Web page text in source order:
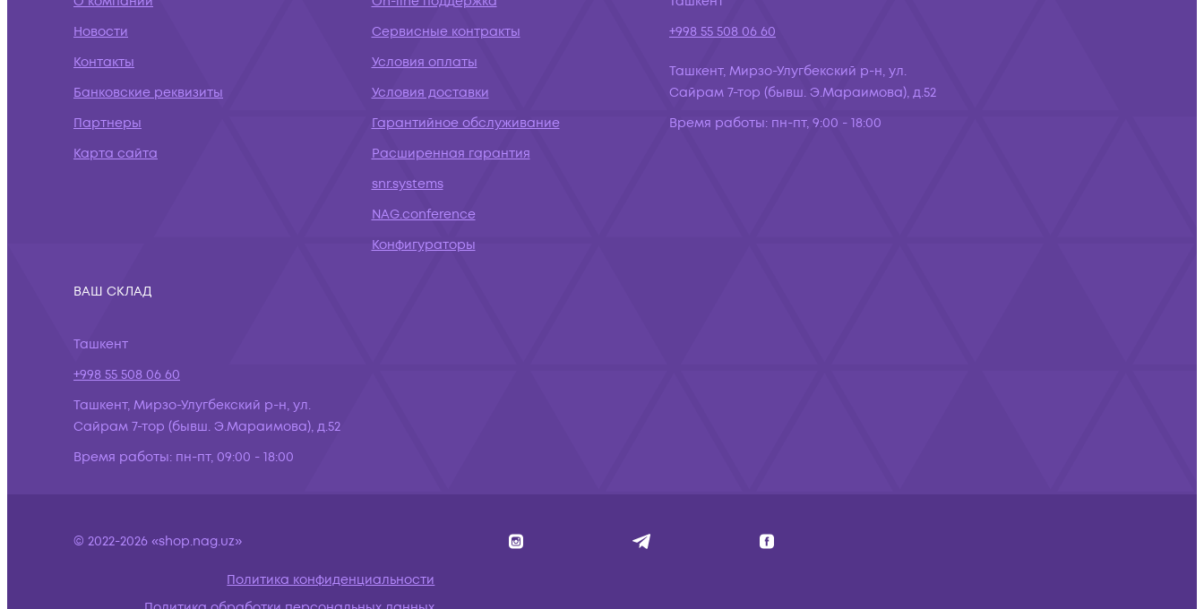
Новости
Контакты
Банковские реквизиты
Партнеры
Карта сайта
Сервисные контракты
Условия оплаты
Условия доставки
Гарантийное обслуживание
Расширенная гарантия
snr.systems
NAG.conference
Конфигураторы
+998 55 508 06 60
Ташкент, Мирзо-Улугбекский р-н, ул.
Сайрам 7-тор (бывш. Э.Мараимова), д.52
Время работы: пн-пт, 9:00 - 18:00
ВАШ СКЛАД
Ташкент
+998 55 508 06 60
Ташкент, Мирзо-Улугбекский р-н, ул.
Сайрам 7-тор (бывш. Э.Мараимова), д.52
Время работы: пн-пт, 09:00 - 18:00
© 2022-2026 «shop.nag.uz»
Политика конфиденциальности